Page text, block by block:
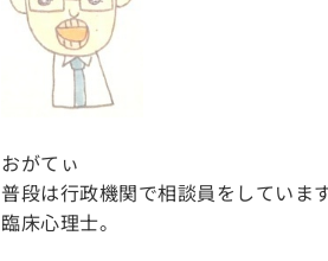
おがてぃ
普段は行政機関で相談員をしていま
臨床心理士。